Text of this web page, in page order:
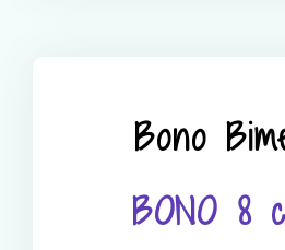
Bono
BONO 8